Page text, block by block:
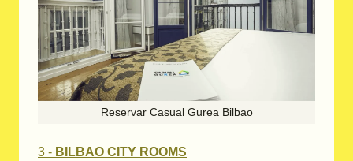
Reservar Casual Gurea Bilbao
3 - BILBAO CITY ROOMS